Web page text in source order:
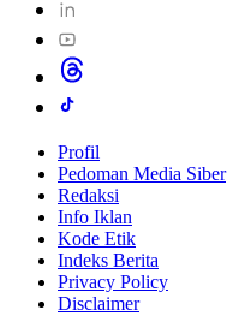
Profil
Pedoman Media Siber
Redaksi
Info Iklan
Kode Etik
Indeks Berita
Privacy Policy
Disclaimer